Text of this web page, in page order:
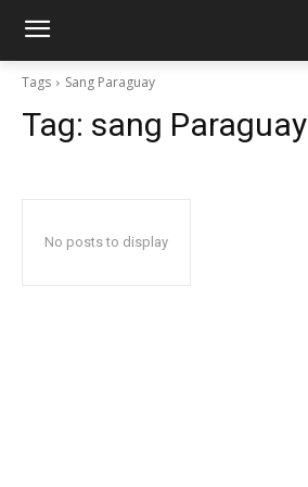
Tags Sang Paraguay
Tag: sang Paraguay
No posts to display